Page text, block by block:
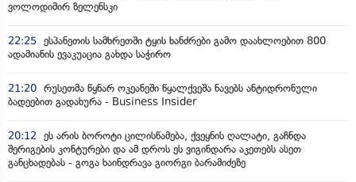
ვოლოდიმირ ზელენსკი
22:25 ესპანეთის სამხრეთში ტყის ხანძრები გამო დაახლოებით 800
ადამიანის ევაკუაცია გახდა საჭირო
21:20 რუსეთმა წყნარ ოკეანეში წყალქვეშა ნავებს ანტიდრონული
ბადეებით გადახურა - Business Insider
20:12 ეს არის ბოროტი ცილისწამება, ქვეყნის ღალატი, გაჩნდა
შერიგების კონტურები და ამ დროს ეს ვიგინდარა აკეთებს ასეთ
განცხადებას - გოგა ხაინდრავა გიორგი ბარამიძეზე